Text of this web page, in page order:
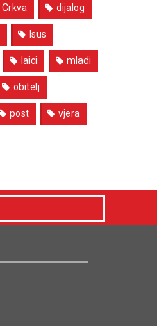
Crkva dijalog
Isus
laici mladi
obitelj
post vjera